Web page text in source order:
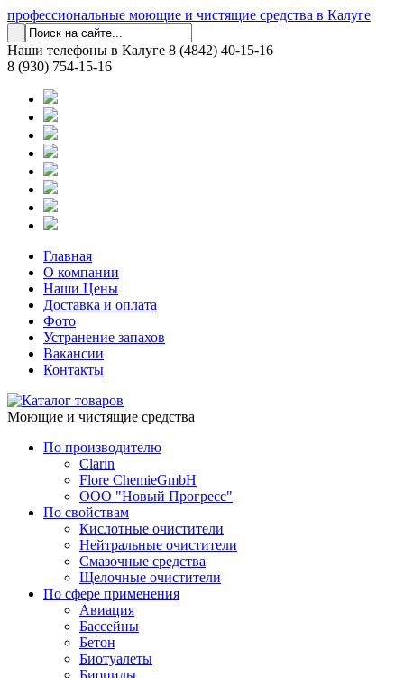
профессиональные моющие и чистящие средства в Калуге
Наши телефоны в Калуге 8 (4842) 40-15-16
8 (930) 754-15-16
Главная
О компании
Наши Цены
Доставка и оплата
Фото
Устранение запахов
Вакансии
Контакты
Моющие и чистящие средства
По производителю
Clarin
Flore ChemieGmbH
ООО "Новый Прогресс"
По свойствам
Кислотные очистители
Нейтральные очистители
Смазочные средства
Щелочные очистители
По сфере применения
Авиация
Бассейны
Бетон
Биотуалеты
Биоциды